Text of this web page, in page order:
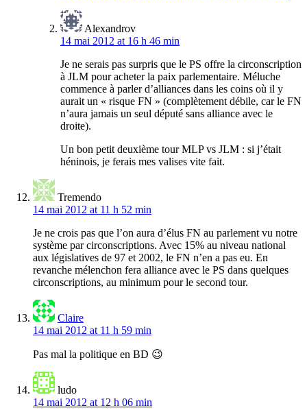
Alexandrov
14 mai 2012 at 16 h 46 min
Je ne serais pas surpris que le PS offre la circonscription
à JLM pour acheter la paix parlementaire. Méluche
commence à parler d’alliances dans les coins où il y
aurait un « risque FN » (complètement débile, car le FN
n’aura jamais un seul député sans alliance avec le
droite).
Un bon petit deuxième tour MLP vs JLM : si j’était
héninois, je ferais mes valises vite fait.
Tremendo
14 mai 2012 at 11 h 52 min
Je ne crois pas que l’on aura d’élus FN au parlement vu notre
système par circonscriptions. Avec 15% au niveau national
aux législatives de 97 et 2002, le FN n’en a pas eu. En
revanche mélenchon fera alliance avec le PS dans quelques
circonscriptions, au minimum pour le second tour.
Claire
14 mai 2012 at 11 h 59 min
Pas mal la politique en BD 😉
ludo
14 mai 2012 at 12 h 06 min